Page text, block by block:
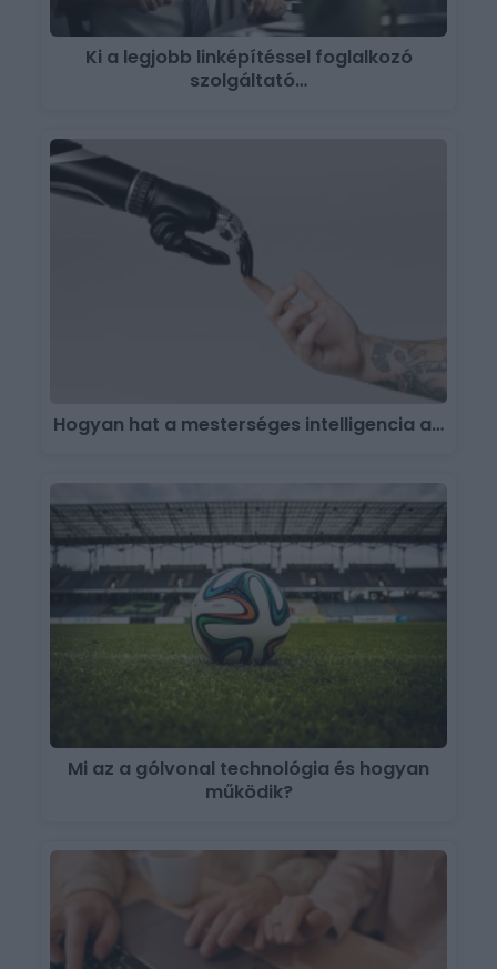
Ki a legjobb linképítéssel foglalkozó
szolgáltató…
Hogyan hat a mesterséges intelligencia a…
Mi az a gólvonal technológia és hogyan
működik?